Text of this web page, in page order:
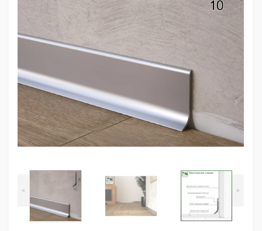
< >